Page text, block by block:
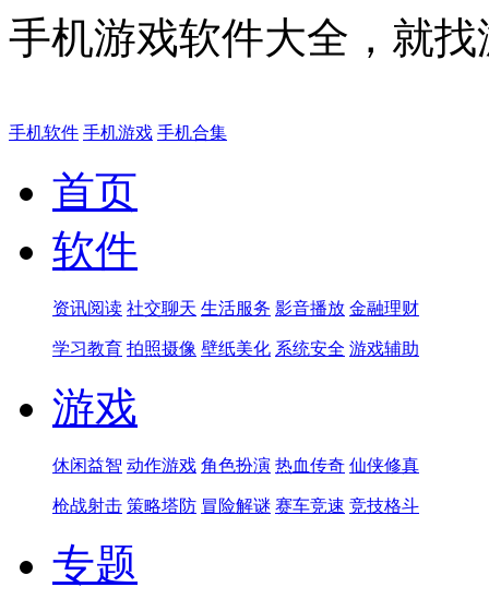
手机游戏软件大全，就
手机软件 手机游戏 手机合集
首页
软件
资讯阅读 社交聊天 生活服务 影音播放 金融理财
学习教育 拍照摄像 壁纸美化 系统安全 游戏辅助
游戏
休闲益智 动作游戏 角色扮演 热血传奇 仙侠修真
枪战射击 策略塔防 冒险解谜 赛车竞速 竞技格斗
专题